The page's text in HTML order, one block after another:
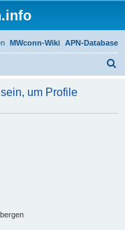
APN-Database
MWconn-Wiki
h
um Profile